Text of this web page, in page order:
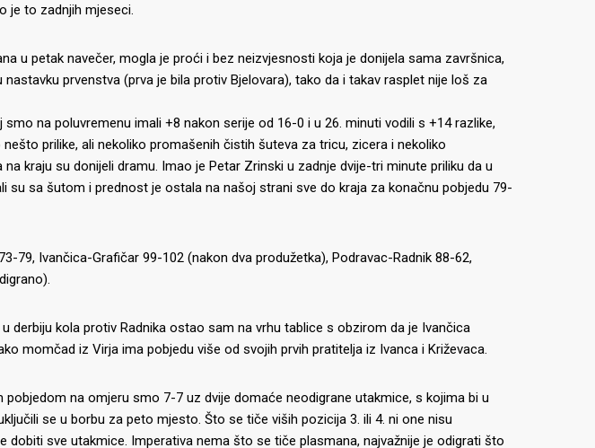
je to zadnjih mjeseci.
u petak navečer, mogla je proći i bez neizvjesnosti koja je donijela sama završnica,
prvenstva (prva je bila protiv Bjelovara), tako da i takav rasplet nije loš za
na poluvremenu imali +8 nakon serije od 16-0 i u 26. minuti vodili s +14 razlike,
nešto prilike, ali nekoliko promašenih čistih šuteva za tricu, zicera i nekoliko
kraju su donijeli dramu. Imao je Petar Zrinski u zadnje dvije-tri minute priliku da u
su sa šutom i prednost je ostala na našoj strani sve do kraja za konačnu pobjedu 79-
79, Ivančica-Grafičar 99-102 (nakon dva produžetka), Podravac-Radnik 88-62,
derbiju kola protiv Radnika ostao sam na vrhu tablice s obzirom da je Ivančica
momčad iz Virja ima pobjedu više od svojih prvih pratitelja iz Ivanca i Križevaca.
na omjeru smo 7-7 uz dvije domaće neodigrane utakmice, s kojima bi u
se u borbu za peto mjesto. Što se tiče viših pozicija 3. ili 4. ni one nisu
dobiti sve utakmice. Imperativa nema što se tiče plasmana, najvažnije je odigrati što
Seniori
Juniori U19